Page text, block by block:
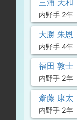
三浦 天和
内野手 2年
大勝 朱恩
内野手 4年
福田 敦士
内野手 2年
齋藤 康太
内野手 2年